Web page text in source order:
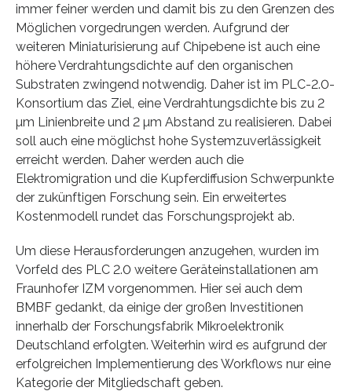
immer feiner werden und damit bis zu den Grenzen des
Möglichen vorgedrungen werden. Aufgrund der
weiteren Miniaturisierung auf Chipebene ist auch eine
höhere Verdrahtungsdichte auf den organischen
Substraten zwingend notwendig. Daher ist im PLC-2.0-
Konsortium das Ziel, eine Verdrahtungsdichte bis zu 2
µm Linienbreite und 2 µm Abstand zu realisieren. Dabei
soll auch eine möglichst hohe Systemzuverlässigkeit
erreicht werden. Daher werden auch die
Elektromigration und die Kupferdiffusion Schwerpunkte
der zukünftigen Forschung sein. Ein erweitertes
Kostenmodell rundet das Forschungsprojekt ab.
Um diese Herausforderungen anzugehen, wurden im
Vorfeld des PLC 2.0 weitere Geräteinstallationen am
Fraunhofer IZM vorgenommen. Hier sei auch dem
BMBF gedankt, da einige der großen Investitionen
innerhalb der Forschungsfabrik Mikroelektronik
Deutschland erfolgten. Weiterhin wird es aufgrund der
erfolgreichen Implementierung des Workflows nur eine
Kategorie der Mitgliedschaft geben.